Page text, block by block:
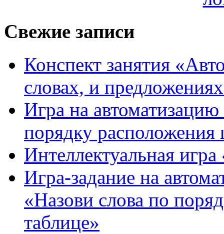
Свежие записи
Конспект занятия
словах, и
Игра на
порядку расположения
Интеллектуальная игра
Игра-задание на
«Назови слова по
таблице»